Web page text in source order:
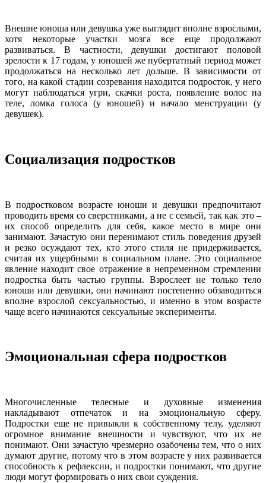
Внешне юноша или девушка уже выглядит вполне взрослыми,
хотя некоторые участки мозга все еще продолжают
развиваться. В частности, девушки достигают половой
зрелости к 17 годам, у юношей же пубертатный период может
продолжаться на несколько лет дольше. В зависимости от
того, на какой стадии созревания находится подросток, у него
могут наблюдаться угри, скачки роста, появление волос на
теле, ломка голоса (у юношей) и начало менструации (у
девушек).
Социализация подростков
В подростковом возрасте юноши и девушки предпочитают
проводить время со сверстниками, а не с семьей, так как это –
их способ определить для себя, какое место в мире они
занимают. Зачастую они перенимают стиль поведения друзей
и резко осуждают тех, кто этого стиля не придерживается,
считая их ущербными в социальном плане. Это социальное
явление находит свое отражение в непременном стремлении
подростка быть частью группы. Взрослеет не только тело
юноши или девушки, они начинают постепенно обзаводиться
вполне взрослой сексуальностью, и именно в этом возрасте
чаще всего начинаются сексуальные эксперименты.
Эмоциональная сфера подростков
Многочисленные телесные и духовные изменения
накладывают отпечаток и на эмоциональную сферу.
Подростки еще не привыкли к собственному телу, уделяют
огромное внимание внешности и чувствуют, что их не
понимают. Они зачастую чрезмерно озабочены тем, что о них
думают другие, потому что в этом возрасте у них развивается
способность к рефлексии, и подростки понимают, что другие
люди могут формировать о них свои суждения.